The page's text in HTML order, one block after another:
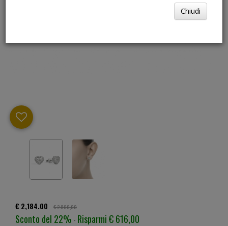
€ 2,184.00 € 2.800,00
Sconto del 22% - Risparmi € 616,00
Chiudi